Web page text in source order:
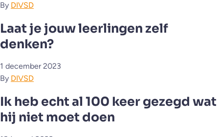
By DIVSD
Laat je jouw leerlingen zelf
denken?
1 december 2023
By DIVSD
Ik heb echt al 100 keer gezegd wat
hij niet moet doen